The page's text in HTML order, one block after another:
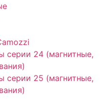
серии 24 (магнитные,
серии 25 (магнитные,